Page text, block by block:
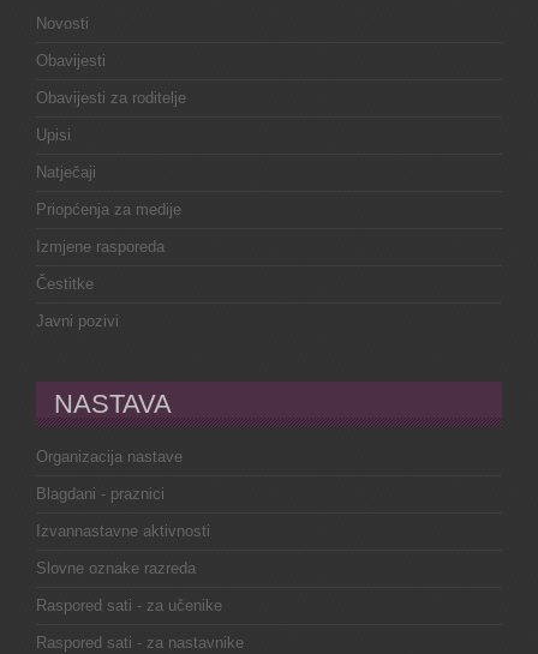
Novosti
Obavijesti
Obavijesti za roditelje
Upisi
Natječaji
Priopćenja za medije
Izmjene rasporeda
Čestitke
Javni pozivi
NASTAVA
Organizacija nastave
Blagdani - praznici
Izvannastavne aktivnosti
Slovne oznake razreda
Raspored sati - za učenike
Raspored sati - za nastavnike